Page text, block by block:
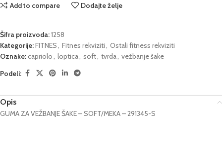
Add to compare Dodajte želje
Šifra proizvoda:1258
Kategorije:FITNES, Fitnes rekviziti, Ostali fitness rekviziti
Oznake:capriolo, loptica, soft, tvrda, vežbanje šake
Podeli:
Opis
GUMA ZA VEŽBANJE ŠAKE – SOFT/MEKA – 291345-S